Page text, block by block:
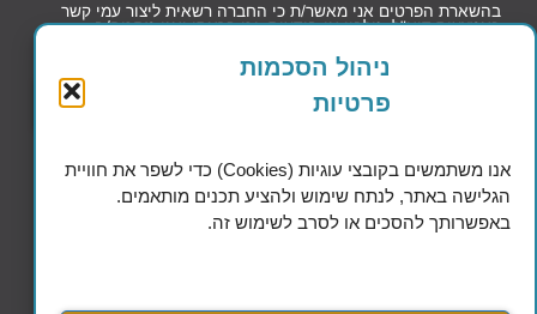
ניהול הסכמות
פרטיות
אנו משתמשים בקובצי עוגיות (Cookies) כדי לשפר את חוויית
הגלישה באתר, לנתח שימוש ולהציע תכנים מותאמים.
באפשרותך להסכים או לסרב לשימוש זה.
בהשארת הפרטים אני מאשר/ת כי החברה רשאית ליצור עמי קשר
באמצעות דוא"ל, טלפון או הודעות, וכי קראתי ואני מסכים/ה